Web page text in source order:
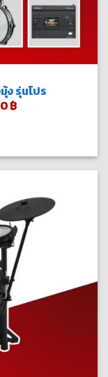
ง รุ่นโปร
฿.
฿Current